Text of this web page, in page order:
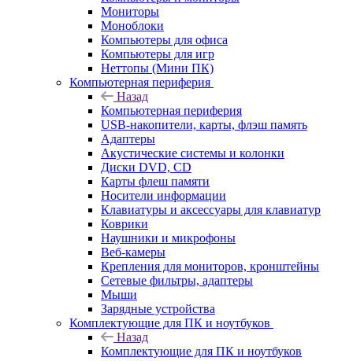
Мониторы
Моноблоки
Компьютеры для офиса
Компьютеры для игр
Неттопы (Мини ПК)
Компьютерная периферия
Назад
Компьютерная периферия
USB-накопители, карты, флэш память
Адаптеры
Акустические системы и колонки
Диски DVD, CD
Карты флеш памяти
Носители информации
Клавиатуры и аксессуары для клавиатур
Коврики
Наушники и микрофоны
Веб-камеры
Крепления для мониторов, кронштейны
Сетевые фильтры, адаптеры
Мыши
Зарядные устройства
Комплектующие для ПК и ноутбуков
Назад
Комплектующие для ПК и ноутбуков